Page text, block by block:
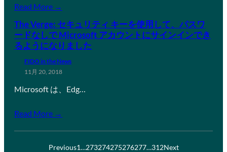
Read More →
The Verge: セキュリティ キーを使用して、パスワ
ードなしで Microsoft アカウントにサインインでき
るようになりました
FIDO in the News
11月 20, 2018
Microsoft は、Edg…
Read More →
Previous1…273274275276277…312Next